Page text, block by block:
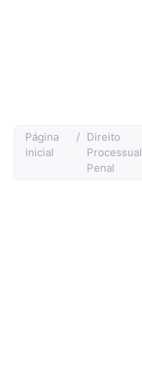
Página
inicial
/
Direito
Processual
Penal